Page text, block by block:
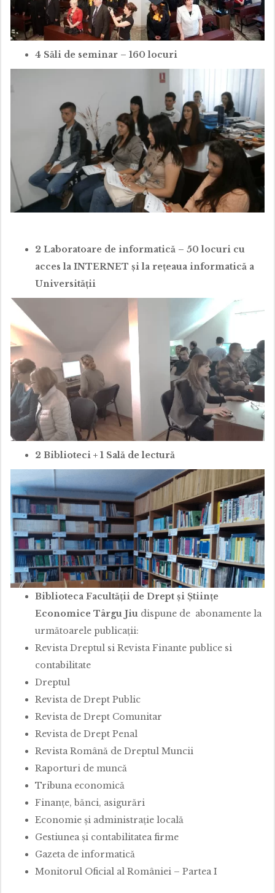
4 Săli de seminar – 160 locuri
2 Laboratoare de informatică – 50 locuri cu
acces la INTERNET și la rețeaua informatică a
Universității
2 Biblioteci + 1 Sală de lectură
Biblioteca Facultăţii de Drept și Ştiinţe
Economice Târgu Jiu dispune de abonamente la
următoarele publicaţii:
Revista Dreptul si Revista Finante publice si
contabilitate
Dreptul
Revista de Drept Public
Revista de Drept Comunitar
Revista de Drept Penal
Revista Română de Dreptul Muncii
Raporturi de muncă
Tribuna economică
Finanţe, bănci, asigurări
Economie şi administraţie locală
Gestiunea şi contabilitatea firme
Gazeta de informatică
Monitorul Oficial al României – Partea I